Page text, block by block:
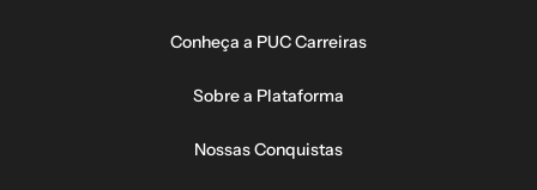
Conheça a PUC Carreiras
Sobre a Plataforma
Nossas Conquistas